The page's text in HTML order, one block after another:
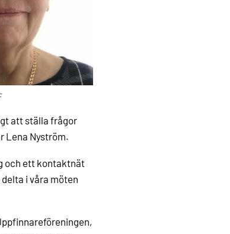
att ställa frågor
Lena Nyström.
och ett kontaktnät
i våra möten